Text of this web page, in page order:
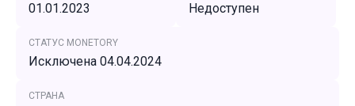
01.01.2023 Недоступен
СТАТУС MONETORY
Исключена 04.04.2024
СТРАНА